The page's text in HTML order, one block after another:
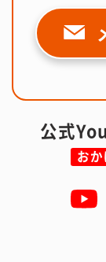
公式
お